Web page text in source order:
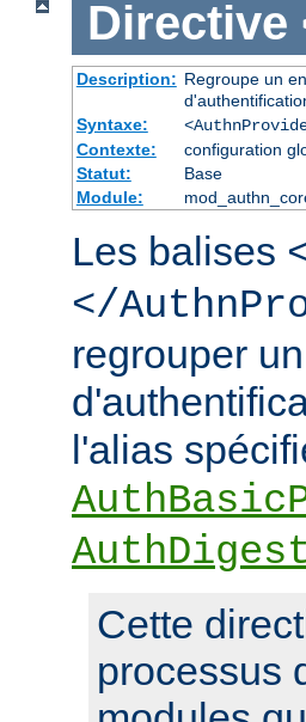
Directive
Description: Regroupe un
Syntaxe:
Contexte:
configuration
Statut:
Base
Module:
Les balises
</
regrouper
l'alias
Cette
processus